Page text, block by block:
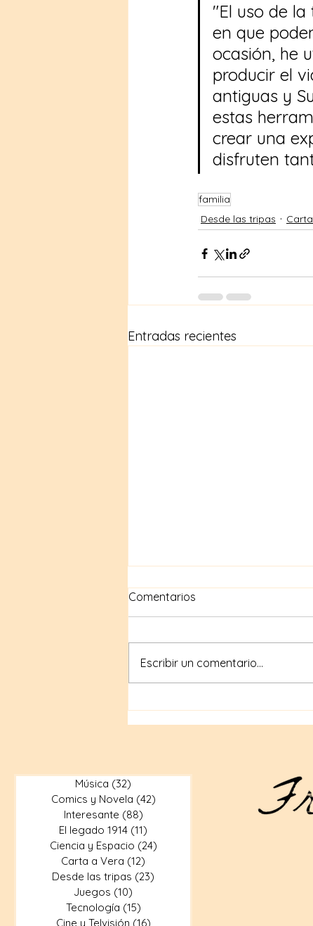
"El uso de
en que
ocasión, he
producir el
antiguas y
estas
crear una
disfruten
familia
Desde las tripas
Entradas recientes
27 años de tu partida.
Comentarios
Escribir un comentario...
Música (32)
Comics y Novela (42)
Interesante (88)
El legado 1914 (11)
Ciencia y Espacio (24)
Carta a Vera (12)
Desde las tripas (23)
Juegos (10)
Tecnología (15)
Cine y Telvisión (16)